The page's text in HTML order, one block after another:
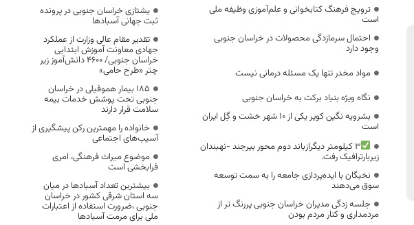
ترویج فرهنگ کتابخوانی و علم‌آموزی وظیفه ملی
است
احتمال سرمازدگی محصولات در خراسان جنوبی
وجود دارد
مواد مخدر تنها یک مسئله درمانی نیست
نگاه ویژه بنیاد برکت به خراسان جنوبی
بشرویه نگین کویر یکی از 10 شهر خشت و گِل ایران
است
۳ کیلومتر دیگرازباند دوم محور بیرجند -نهبندان
زیربارترافیک رفت.
نخبگان با ایده‌پردازی جامعه را به سمت توسعه
سوق می‌دهند
جلسه زدگی مدیران خراسان جنوبی پررنگ تر از
مردمداری و کنار مردم بودن
یشتازی خراسان جنوبی در پرونده
ثبت جهانی آسبادها
تقدیر مقام عالی وزارت از عملکرد
جهادی معاونت آموزش ابتدایی
خراسان جنوبی/ ۴۶۰۰ دانش‌آموز زیر
چتر «طرح حامی»
۱۸۵ بیمار هموفیلی در خراسان
جنوبی تحت پوشش خدمات بیمه
سلامت قرار دارند
خانواده را مهمترین رکن پیشگیری از
آسیب‌های اجتماعی
موضوع میراث فرهنگی، امری
فرابخشی است
بیشترین تعداد آسبادها در میان
سه استان شرقی کشور در خراسان
جنوبی ،ضرورت استفاده از اعتبارات
ملی برای مرمت آسبادها